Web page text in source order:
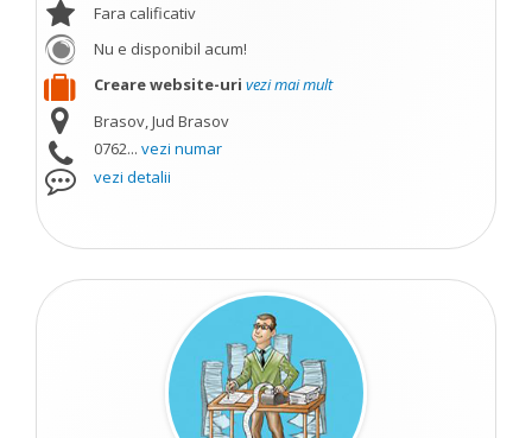
Fara calificativ
Nu e disponibil acum!
Creare website-uri vezi mai mult
Brasov, Jud Brasov
0762... vezi numar
vezi detalii